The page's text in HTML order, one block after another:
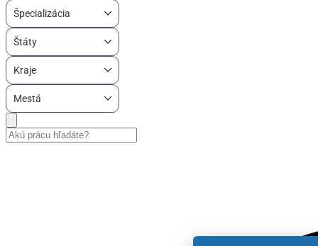
Špecializácia
Štáty
Kraje
Mestá